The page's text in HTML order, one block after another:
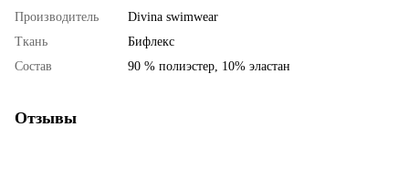
Производитель
Divina swimwear
Ткань
Бифлекс
Состав
90 % полиэстер, 10% эластан
Отзывы